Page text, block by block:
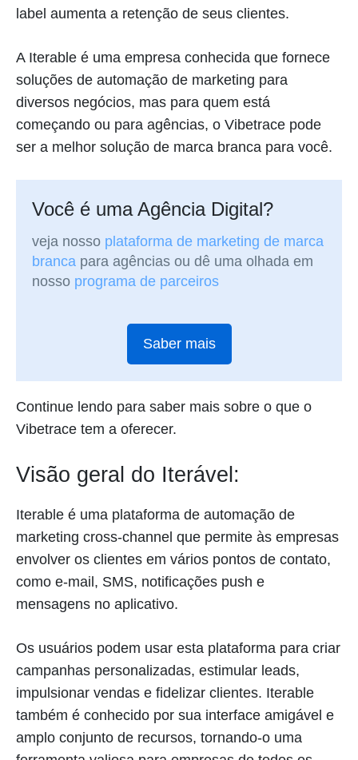
label aumenta a retenção de seus clientes.
A Iterable é uma empresa conhecida que fornece
soluções de automação de marketing para
diversos negócios, mas para quem está
começando ou para agências, o Vibetrace pode
ser a melhor solução de marca branca para você.
Você é uma Agência Digital?
veja nosso plataforma de marketing de marca
branca para agências ou dê uma olhada em
nosso programa de parceiros
Saber mais
Continue lendo para saber mais sobre o que o
Vibetrace tem a oferecer.
Visão geral do Iterável:
Iterable é uma plataforma de automação de
marketing cross-channel que permite às empresas
envolver os clientes em vários pontos de contato,
como e-mail, SMS, notificações push e
mensagens no aplicativo.
Os usuários podem usar esta plataforma para criar
campanhas personalizadas, estimular leads,
impulsionar vendas e fidelizar clientes. Iterable
também é conhecido por sua interface amigável e
amplo conjunto de recursos, tornando-o uma